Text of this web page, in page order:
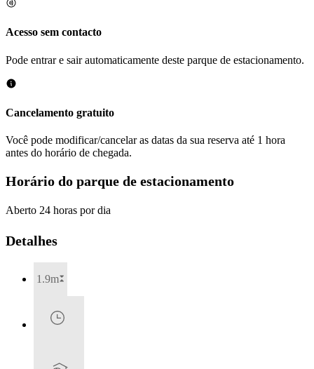
Acesso sem contacto
Pode entrar e sair automaticamente deste parque de estacionamento.
Cancelamento gratuito
Você pode modificar/cancelar as datas da sua reserva até 1 hora
antes do horário de chegada.
Horário do parque de estacionamento
Aberto 24 horas por dia
Detalhes
1.9m